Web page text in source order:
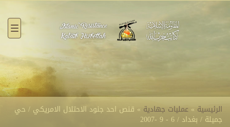
الرئيسية » عمليات جهادية » قنص احد جنود الاحتلال الامريكي / حي
جميلة / بغداد / 6 - 9 -2007